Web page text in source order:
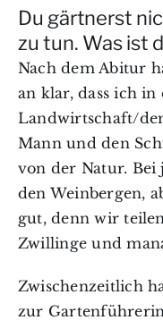
Du gärtnerst
zu tun. Was ist
Nach dem Abitur
an klar, dass ich
Landwirtschaft/
Mann und den
von der Natur.
den Weinbergen,
gut, denn wir
Zwillinge und
Zwischenzeitlich
zur